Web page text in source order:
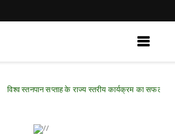
सप्ताह के राज्य स्तरीय कार्यक्रम का सफल आयोजन,